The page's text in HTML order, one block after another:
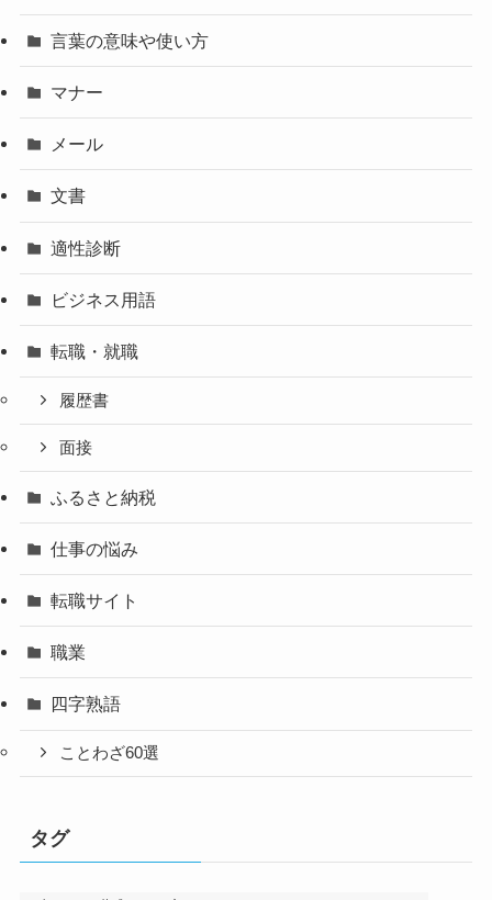
言葉の意味や使い方
マナー
メール
文書
適性診断
ビジネス用語
転職・就職
履歴書
面接
ふるさと納税
仕事の悩み
転職サイト
職業
四字熟語
ことわざ60選
タグ